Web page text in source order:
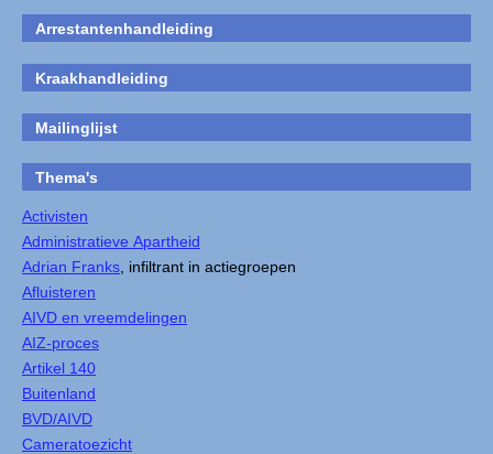
Arrestantenhandleiding
Kraakhandleiding
Mailinglijst
Thema's
Activisten
Administratieve Apartheid
Adrian Franks, infiltrant in actiegroepen
Afluisteren
AIVD en vreemdelingen
AIZ-proces
Artikel 140
Buitenland
BVD/AIVD
Cameratoezicht